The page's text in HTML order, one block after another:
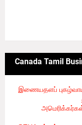
Canada Tamil
இணையதளப்
அமெரிக்கர்கள்